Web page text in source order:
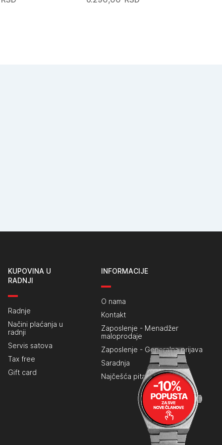
KUPOVINA U
RADNJI
Radnje
Načini plaćanja u
radnji
Servis satova
Tax free
Gift card
INFORMACIJE
O nama
Kontakt
Zaposlenje - Menadžer
maloprodaje
Zaposlenje - Generalna prijava
Saradnja
Najčešća pitanja